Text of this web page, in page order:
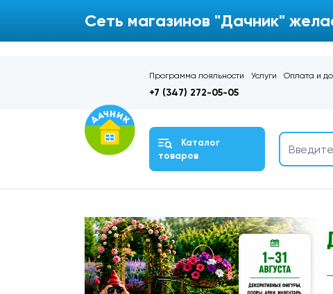
Сеть магазинов "Дачник"
Программа лояльности Услуги Оплата и
+7 (347) 272-05-05
Каталог
товаров